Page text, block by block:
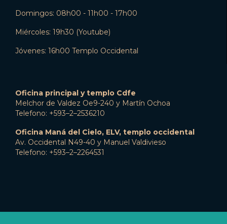
Domingos: 08h00 - 11h00 - 17h00
Miércoles: 19h30 (Youtube)
Jóvenes: 16h00 Templo Occidental
Oficina principal y templo Cdfe
Melchor de Valdez Oe9-240 y Martín Ochoa
Telefono: +593–2–2536210
Oficina Maná del Cielo, ELV, templo occidental
Av. Occidental N49-40 y Manuel Valdivieso
Telefono: +593–2–2264531